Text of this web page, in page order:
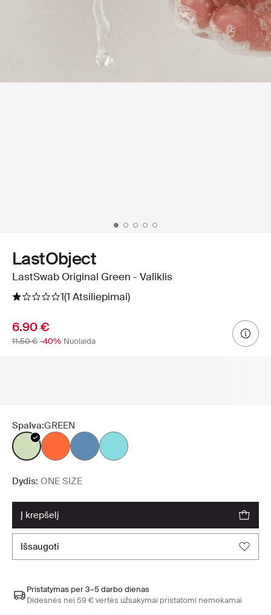
LastObject
LastSwab Original Green - Valiklis
1(1 Atsiliepimai)
6.90 €
11.50 € -40% Nuolaida
Spalva:GREEN
Dydis: ONE SIZE
į krepšelį
išsaugoti
Pristatymas per 3–5 darbo dienas
Didesnės nei 59 € vertės užsakymai pristatomi nemokamai